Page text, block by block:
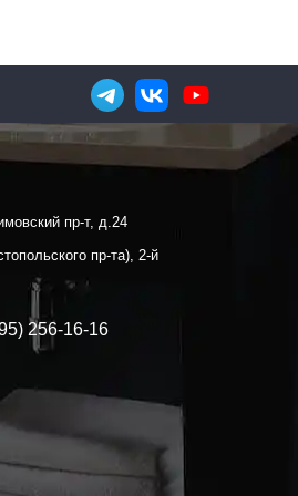
пр-т, д.24
пр-та), 2-й
256-16-16